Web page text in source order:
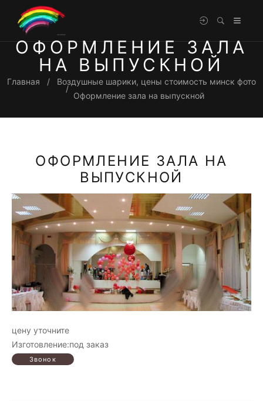
ОФОРМЛЕНИЕ ЗАЛА
НА ВЫПУСКНОЙ
Главная
Воздушные шарики, цены стоимость минск фото
Оформление зала на выпускной
ОФОРМЛЕНИЕ ЗАЛА НА
ВЫПУСКНОЙ
цену уточните
Изготовление:под заказ